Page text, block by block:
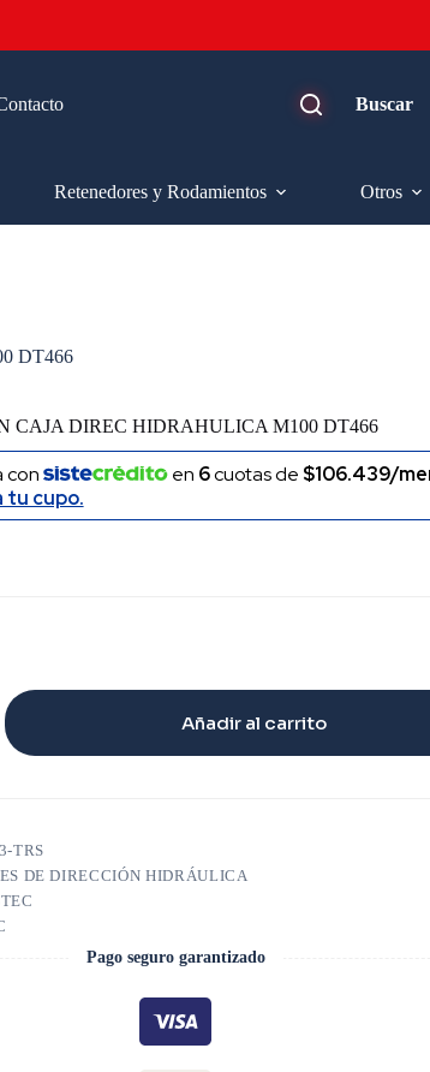
Retenedores y Rodamientos Otros
DT466
CAJA DIREC HIDRAHULICA M100 DT466
con en 6cuotas de $106.439/
tu cupo.
Añadir al carrito
TRS
DE DIRECCIÓN HIDRÁULICA
Pago seguro garantizado